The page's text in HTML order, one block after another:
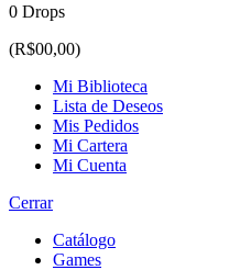
0 Drops
(R$00,00)
Mi Biblioteca
Lista de Deseos
Mis Pedidos
Mi Cartera
Mi Cuenta
Cerrar
Catálogo
Games